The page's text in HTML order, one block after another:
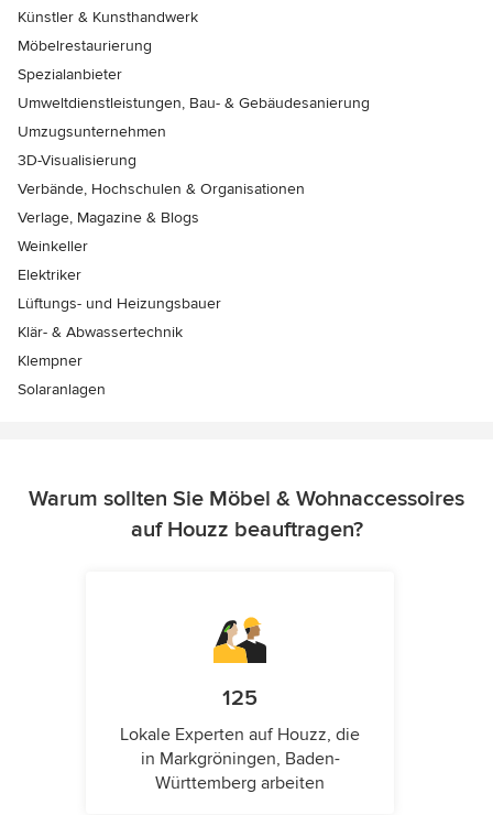
Künstler & Kunsthandwerk
Möbelrestaurierung
Spezialanbieter
Umweltdienstleistungen, Bau- & Gebäudesanierung
Umzugsunternehmen
3D-Visualisierung
Verbände, Hochschulen & Organisationen
Verlage, Magazine & Blogs
Weinkeller
Elektriker
Lüftungs- und Heizungsbauer
Klär- & Abwassertechnik
Klempner
Solaranlagen
Warum sollten Sie Möbel & Wohnaccessoires
auf Houzz beauftragen?
125
Lokale Experten auf Houzz, die
in Markgröningen, Baden-
Württemberg arbeiten